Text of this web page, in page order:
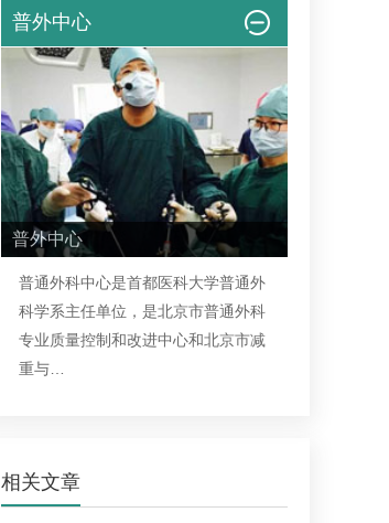
普外中心
普外中心
普通外科中心是首都医科大学普通外
科学系主任单位，是北京市普通外科
专业质量控制和改进中心和北京市减
重与…
相关文章